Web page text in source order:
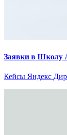
Заявки в Школу
Кейсы Яндекс